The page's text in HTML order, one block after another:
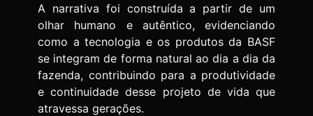
A narrativa foi construída a partir de um
olhar humano e autêntico, evidenciando
como a tecnologia e os produtos da BASF
se integram de forma natural ao dia a dia da
fazenda, contribuindo para a produtividade
e continuidade desse projeto de vida que
atravessa gerações.